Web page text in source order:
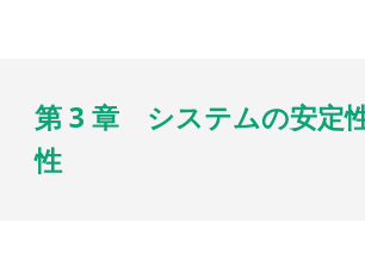
第 3 章 システムの安定
性